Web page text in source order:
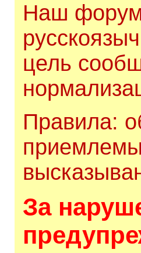
Наш форум
цель
Правила:
приемлемы
За